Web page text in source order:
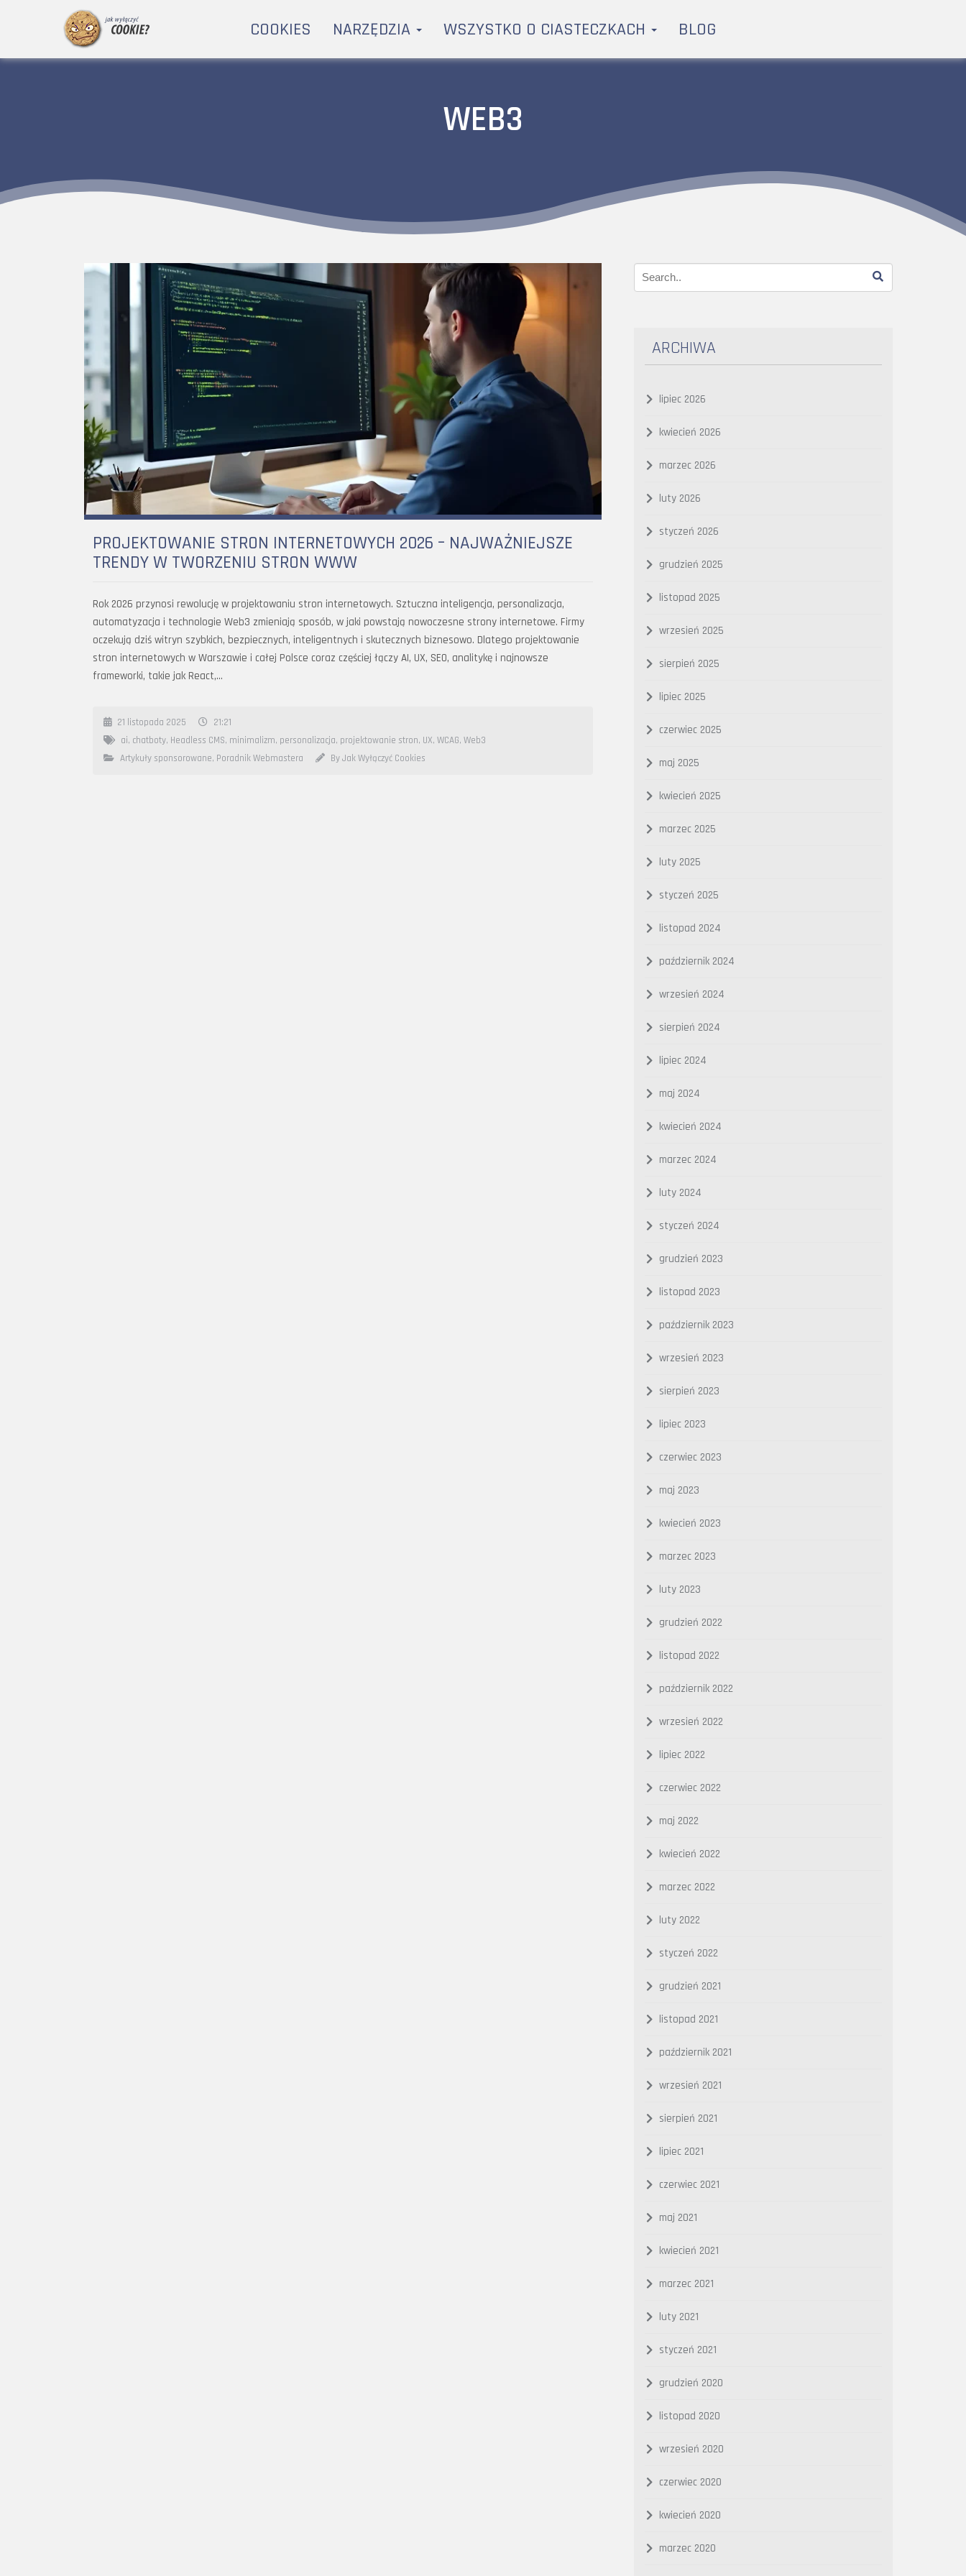
COOKIES NARZĘDZIA WSZYSTKO O CIASTECZKACH BLOG
WEB3
PROJEKTOWANIE STRON INTERNETOWYCH 2026 – NAJWAŻNIEJSZE
TRENDY W TWORZENIU STRON WWW
Rok 2026 przynosi rewolucję w projektowaniu stron internetowych. Sztuczna inteligencja, personalizacja,
automatyzacja i technologie Web3 zmieniają sposób, w jaki powstają nowoczesne strony internetowe. Firmy
oczekują dziś witryn szybkich, bezpiecznych, inteligentnych i skutecznych biznesowo. Dlatego projektowanie
stron internetowych w Warszawie i całej Polsce coraz częściej łączy AI, UX, SEO, analitykę i najnowsze
frameworki, takie jak React,…
21 listopada 2025
21:21
ai, chatboty, Headless CMS, minimalizm, personalizacja, projektowanie stron, UX, WCAG, Web3
Artykuły sponsorowane, Poradnik Webmastera By Jak Wyłączyć Cookies
ARCHIWA
lipiec 2026
kwiecień 2026
marzec 2026
luty 2026
styczeń 2026
grudzień 2025
listopad 2025
wrzesień 2025
sierpień 2025
lipiec 2025
czerwiec 2025
maj 2025
kwiecień 2025
marzec 2025
luty 2025
styczeń 2025
listopad 2024
październik 2024
wrzesień 2024
sierpień 2024
lipiec 2024
maj 2024
kwiecień 2024
marzec 2024
luty 2024
styczeń 2024
grudzień 2023
listopad 2023
październik 2023
wrzesień 2023
sierpień 2023
lipiec 2023
czerwiec 2023
maj 2023
kwiecień 2023
marzec 2023
luty 2023
grudzień 2022
listopad 2022
październik 2022
wrzesień 2022
lipiec 2022
czerwiec 2022
maj 2022
kwiecień 2022
marzec 2022
luty 2022
styczeń 2022
grudzień 2021
listopad 2021
październik 2021
wrzesień 2021
sierpień 2021
lipiec 2021
czerwiec 2021
maj 2021
kwiecień 2021
marzec 2021
luty 2021
styczeń 2021
grudzień 2020
listopad 2020
wrzesień 2020
czerwiec 2020
kwiecień 2020
marzec 2020